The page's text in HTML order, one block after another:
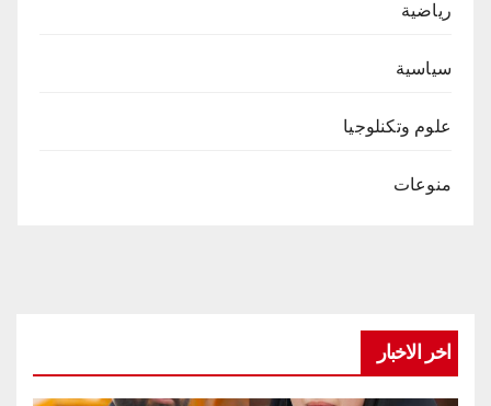
رياضية
سياسية
علوم وتكنلوجيا
منوعات
اخر الاخبار